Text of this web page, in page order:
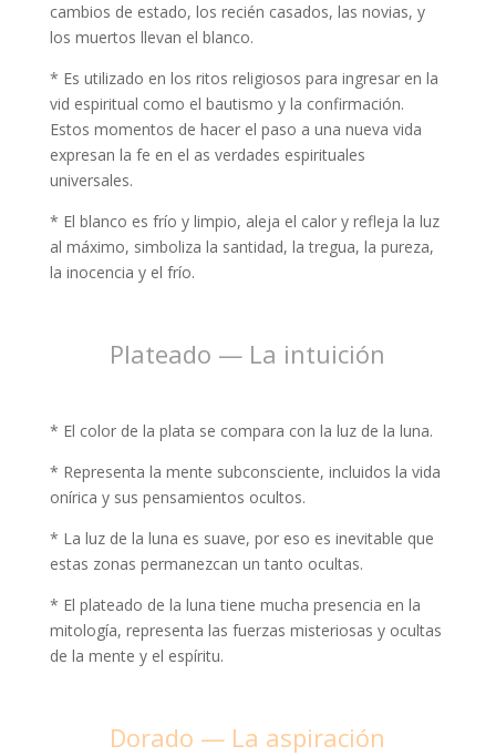
cambios de estado, los recién casados, las novias, y
los muertos llevan el blanco.
* Es utilizado en los ritos religiosos para ingresar en la
vid espiritual como el bautismo y la confirmación.
Estos momentos de hacer el paso a una nueva vida
expresan la fe en el as verdades espirituales
universales.
* El blanco es frío y limpio, aleja el calor y refleja la luz
al máximo, simboliza la santidad, la tregua, la pureza,
la inocencia y el frío.
Plateado — La intuición
* El color de la plata se compara con la luz de la luna.
* Representa la mente subconsciente, incluidos la vida
onírica y sus pensamientos ocultos.
* La luz de la luna es suave, por eso es inevitable que
estas zonas permanezcan un tanto ocultas.
* El plateado de la luna tiene mucha presencia en la
mitología, representa las fuerzas misteriosas y ocultas
de la mente y el espíritu.
Dorado — La aspiración